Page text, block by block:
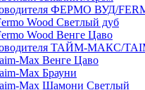
ФЕРМО ВУД/
Wood Светлый дуб
Wood Венге Цаво
ТАЙМ-МАКС/
Max Венге Цаво
Max Брауни
Max Шамони Светлый